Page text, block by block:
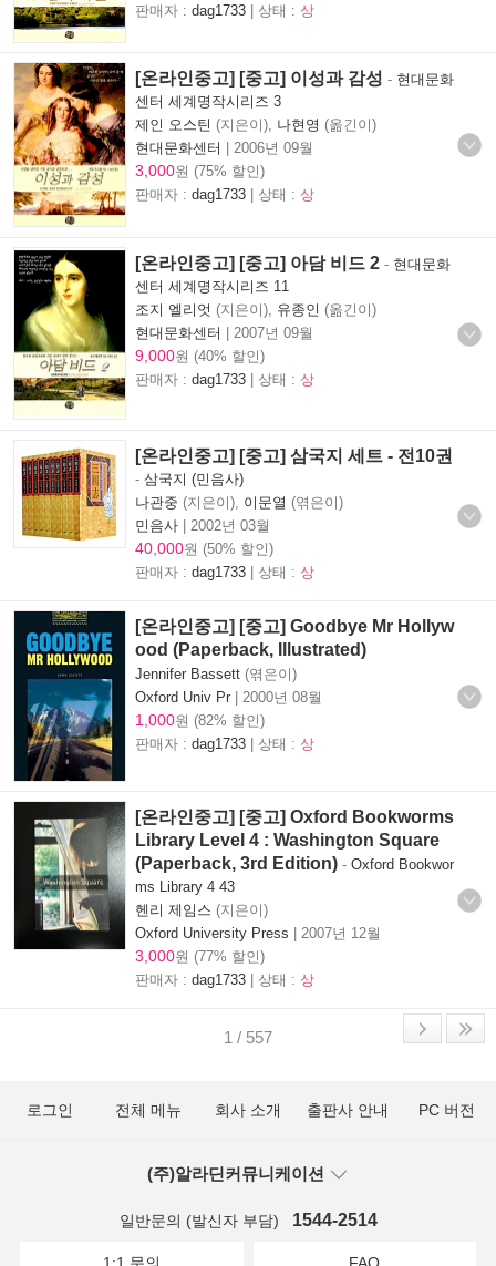
판매자 : dag1733 | 상태 : 상
[온라인중고] [중고] 이성과 감성 - 현대문화
센터 세계명작시리즈 3
제인 오스틴 (지은이), 나현영 (옮긴이)
현대문화센터 | 2006년 09월
3,000원 (75% 할인)
판매자 : dag1733 | 상태 : 상
[온라인중고] [중고] 아담 비드 2 - 현대문화
센터 세계명작시리즈 11
조지 엘리엇 (지은이), 유종인 (옮긴이)
현대문화센터 | 2007년 09월
9,000원 (40% 할인)
판매자 : dag1733 | 상태 : 상
[온라인중고] [중고] 삼국지 세트 - 전10권
- 삼국지 (민음사)
나관중 (지은이), 이문열 (엮은이)
민음사 | 2002년 03월
40,000원 (50% 할인)
판매자 : dag1733 | 상태 : 상
[온라인중고] [중고] Goodbye Mr Hollyw
ood (Paperback, Illustrated)
Jennifer Bassett (엮은이)
Oxford Univ Pr | 2000년 08월
1,000원 (82% 할인)
판매자 : dag1733 | 상태 : 상
[온라인중고] [중고] Oxford Bookworms
Library Level 4 : Washington Square
(Paperback, 3rd Edition) - Oxford Bookwor
ms Library 4 43
헨리 제임스 (지은이)
Oxford University Press | 2007년 12월
3,000원 (77% 할인)
판매자 : dag1733 | 상태 : 상
1 / 557
로그인 전체 메뉴 회사 소개 출판사 안내 PC 버전
(주)알라딘커뮤니케이션
일반문의 (발신자 부담) 1544-2514
1:1 문의 FAQ